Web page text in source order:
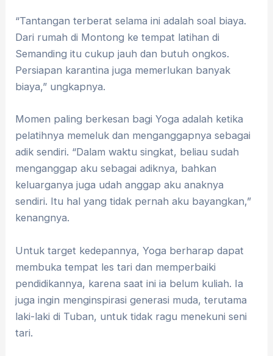
“Tantangan terberat selama ini adalah soal biaya.
Dari rumah di Montong ke tempat latihan di
Semanding itu cukup jauh dan butuh ongkos.
Persiapan karantina juga memerlukan banyak
biaya,” ungkapnya.
Momen paling berkesan bagi Yoga adalah ketika
pelatihnya memeluk dan menganggapnya sebagai
adik sendiri. “Dalam waktu singkat, beliau sudah
menganggap aku sebagai adiknya, bahkan
keluarganya juga udah anggap aku anaknya
sendiri. Itu hal yang tidak pernah aku bayangkan,”
kenangnya.
Untuk target kedepannya, Yoga berharap dapat
membuka tempat les tari dan memperbaiki
pendidikannya, karena saat ini ia belum kuliah. Ia
juga ingin menginspirasi generasi muda, terutama
laki-laki di Tuban, untuk tidak ragu menekuni seni
tari.